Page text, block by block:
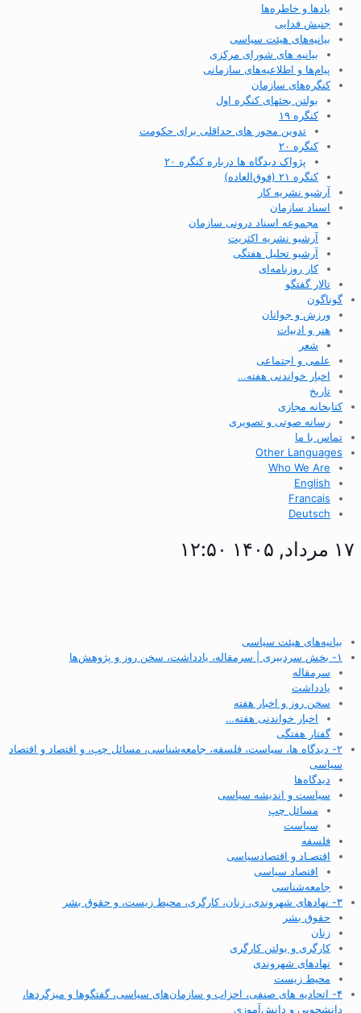
یادها و خاطره‌ها
جنبش فدایی
بیانیه‌های هیئت سیاسی
بیانیه های شورای مرکزی
پیام‌ها و اطلاعیه‌های سازمانی
کنگره‌های سازمان
بولتن بحثهای کنگره اول
کنگره ۱۹
تدوین محور های حداقلی برای حکومت
کنگره ۲۰
پژواک دیدگاه ها درباره کنگره ۲۰
کنگره ۲۱ (فوق‌العاده)
آرشیو نشریه کار
اسناد سازمان
مجموعه اسناد درونی سازمان
آرشیو نشریه اکثریت
آرشیو تحلیل هفتگی
کار روزنامه‌ای
تالار گفتگو
گوناگون
ورزش و جوانان
هنر و ادبیات
شعر
علمی و اجتماعی
اخبار خواندنی هفته…
تاریخ
کتابخانه مجازی
رسانه صوتی و تصویری
تماس با ما
Other Languages
Who We Are
English
Francais
Deutsch
۱۷ مرداد, ۱۴۰۵ ۱۲:۵۰
بیانیه‌های هیئت سیاسی
۱- بخش سردبیری | سرمقاله، یادداشت، سخن روز و پژوهش‌ها
سرمقاله
یادداشت
سخن روز و اخبار هفته
اخبار خواندنی هفته…
گفتار هفتگی
۲- دیدگاه ها، سیاست، فلسفه، جامعه‌شناسی، مسائل چپ، و اقتصاد و اقتصاد
سیاسی
دیدگاه‌ها
سیاست و اندیشه سیاسی
مسائل چپ
سیاست
فلسفه
اقتصـاد و اقتصاد‌سیاسی
اقتصاد سیاسی
جامعه‌شناسی
۳- نهادهای شهروندی، زنان، کارگری، محیط زیست، و حقوق بشر
حقوق بشر
زنان
کارگری و بولتن کارگری
نهادهای شهروندی
محیط زیست
۴- اتحادیه های صنفی، احزاب و سازمان‌های سیاسی، گفتگوها و میزگردها،
دانشجویی و دانش‌آموزی